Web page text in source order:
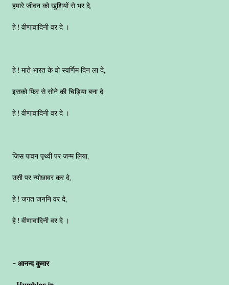
हमारे जीवन को खुशियों से भर दे,
हे ! वीणावादिनी वर दे ।
हे ! माते भारत के वो स्वर्णिम दिन ला दे,
इसको फिर से सोने की चिड़िया बना दे,
हे ! वीणावादिनी वर दे ।
जिस पावन पृथ्वी पर जन्म लिया,
उसी पर न्योछावर कर दे,
हे ! जगत जननि वर दे,
हे ! वीणावादिनी वर दे ।
- आनन्द कुमार